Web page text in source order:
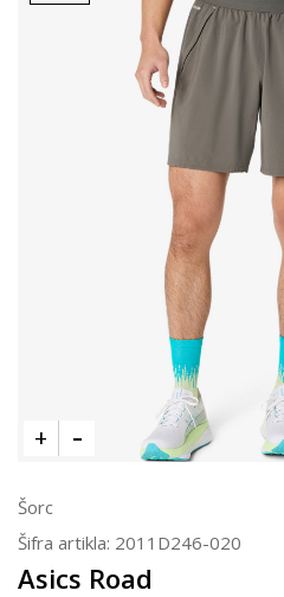
Šorc
Šifra artikla: 2011D246-020
Asics Road